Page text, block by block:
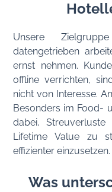
Unsere
datengetrieben
ernst nehmen.
offline verrichten,
nicht von Interesse.
Besonders im Food-
dabei,
Lifetime Value zu
effizienter einzusetzen.
Was